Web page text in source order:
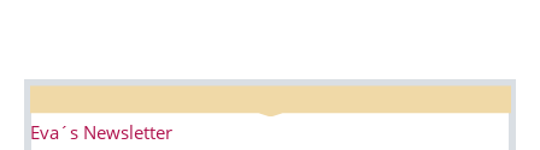
Eva´s Newsletter